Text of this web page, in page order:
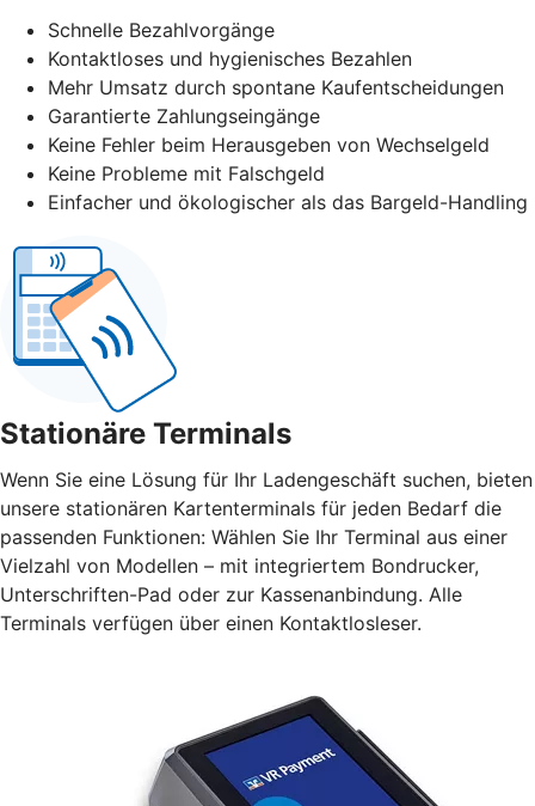
Schnelle Bezahlvorgänge
Kontaktloses und hygienisches Bezahlen
Mehr Umsatz durch spontane Kaufentscheidungen
Garantierte Zahlungseingänge
Keine Fehler beim Herausgeben von Wechselgeld
Keine Probleme mit Falschgeld
Einfacher und ökologischer als das Bargeld-Handling
Stationäre Terminals
Wenn Sie eine Lösung für Ihr Ladengeschäft suchen, bieten
unsere stationären Kartenterminals für jeden Bedarf die
passenden Funktionen: Wählen Sie Ihr Terminal aus einer
Vielzahl von Modellen – mit integriertem Bondrucker,
Unterschriften-Pad oder zur Kassenanbindung. Alle
Terminals verfügen über einen Kontaktlosleser.